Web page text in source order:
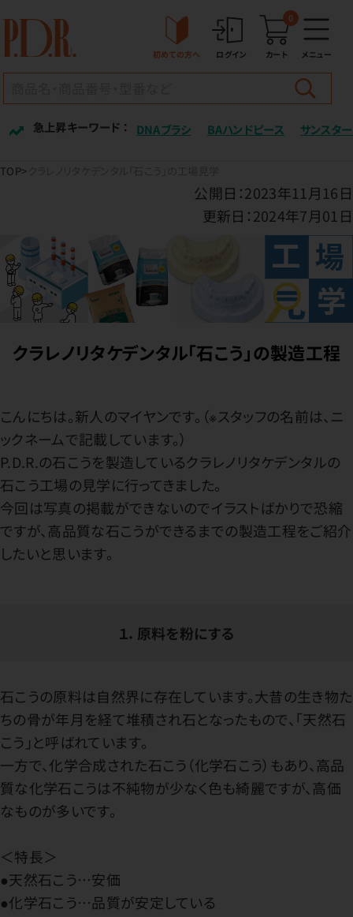
初めての方へ ログイン カート
0
メニュー
急上昇キーワード ： DNAブラシ BAハンドピース サンスター
TOP
公開日：2023年11月16日
更新日：2024年7月01日
クラレノリタケデンタル「石こう」の製造工程
こんにちは。新人のマイヤンです。（※スタッフの名前は、ニ
ックネームで記載しています。）
P.D.R.の石こうを製造しているクラレノリタケデンタルの
石こう工場の見学に行ってきました。
今回は写真の掲載ができないのでイラストばかりで恐縮
ですが、高品質な石こうができるまでの製造工程をご紹介
したいと思います。
１．原料を粉にする
石こうの原料は自然界に存在しています。大昔の生き物た
ちの骨が年月を経て堆積され石となったもので、「天然石
こう」と呼ばれています。
一方で、化学合成された石こう（化学石こう）もあり、高品
質な化学石こうは不純物が少なく色も綺麗ですが、高価
なものが多いです。
＜特長＞
●天然石こう…安価
●化学石こう…品質が安定している